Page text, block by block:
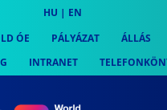
HU | EN
ÓE PÁLYÁZAT ÁLLÁS
INTRANET